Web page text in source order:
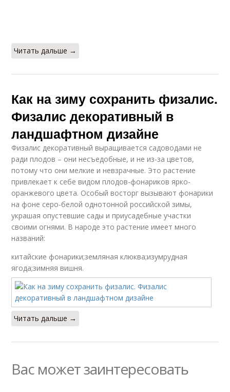
Читать дальше →
Как на зиму сохранить физалис.
Физалис декоративный в
ландшафтном дизайне
Физалис декоративный выращивается садоводами не
ради плодов – они несъедобные, и не из-за цветов,
потому что они мелкие и невзрачные. Это растение
привлекает к себе видом плодов-фонариков ярко-
оранжевого цвета. Особый восторг вызывают фонарики
на фоне серо-белой однотонной российской зимы,
украшая опустевшие сады и приусадебные участки
своими огнями. В народе это растение имеет много
названий:
китайские фонарики;земляная клюква;изумрудная
ягода;зимняя вишня.
Читать дальше →
Вас может заинтересовать